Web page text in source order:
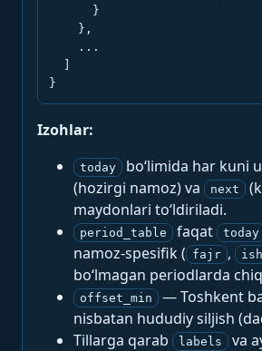
      }
    },
    ...
}
Izohlar:
today bo‘limida har kuni
(hozirgi namoz) va next
maydonlari to‘ldiriladi.
period_table faqat today
namoz-spesifik ( fajr ,
bo‘lmagan periodlarda
offset_min
— Toshkent
nisbatan hududiy siljish
Tillarga qarab
labels
va